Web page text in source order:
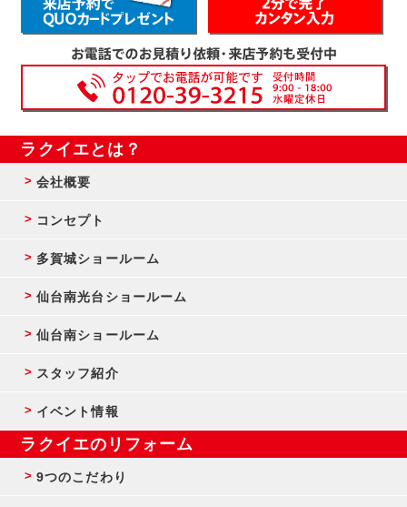
ラクイエとは？
会社概要
コンセプト
多賀城ショールーム
仙台南光台ショールーム
仙台南ショールーム
スタッフ紹介
イベント情報
ラクイエのリフォーム
9つのこだわり